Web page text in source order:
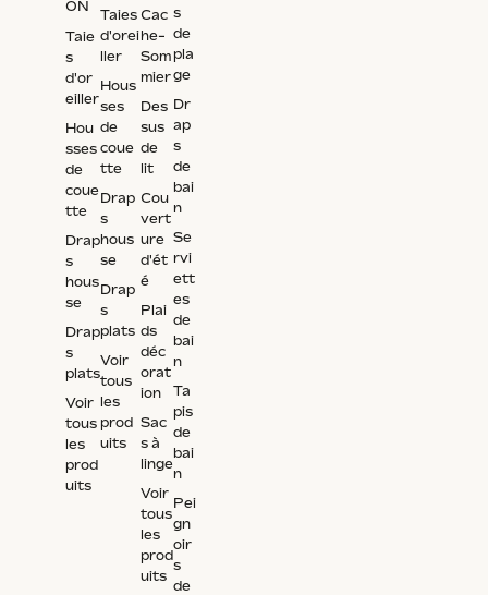
ON
Taie
s
d'or
eiller
Hou
sses
de
coue
tte
Drap
s
hous
se
Drap
s
plats
Voir
tous
les
prod
uits
Taies
d'orei
ller
Hous
ses
de
coue
tte
Drap
s
hous
se
Drap
s
plats
Voir
tous
les
prod
uits
Cac
he-
Som
mier
Des
sus
de
lit
Cou
vert
ure
d'ét
é
Plai
ds
déc
orat
ion
Sac
s à
linge
Voir
tous
les
prod
uits
s
de
pla
ge
Dr
ap
s
de
bai
n
Se
rvi
ett
es
de
bai
n
Ta
pis
de
bai
n
Pei
gn
oir
s
de